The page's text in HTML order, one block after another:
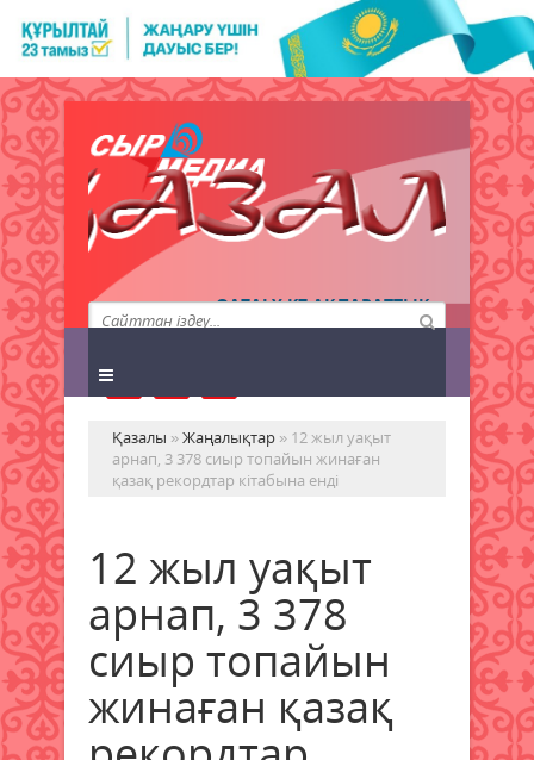
QAZALY.KZ АҚПАРАТТЫҚ
АГЕНТТІГІ
Қазалы »Жаңалықтар » 12 жыл уақыт
арнап, 3 378 сиыр топайын жинаған
қазақ рекордтар кітабына енді
12 жыл уақыт
арнап, 3 378
сиыр топайын
жинаған қазақ